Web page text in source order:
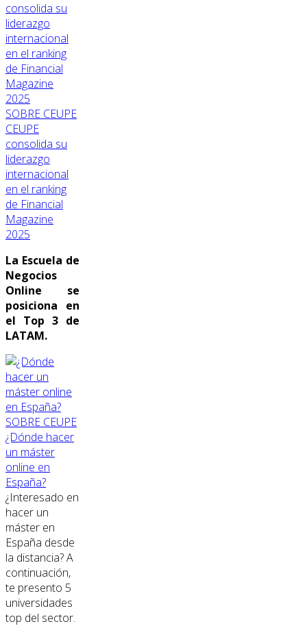
SOBRE CEUPE
CEUPE
consolida su
liderazgo
internacional
en el ranking
de Financial
Magazine
2025
La Escuela de
Negocios
Online se
posiciona en
el Top 3 de
LATAM.
SOBRE CEUPE
¿Dónde hacer
un máster
online en
España?
¿Interesado en
hacer un
máster en
España desde
la distancia? A
continuación,
te presento 5
universidades
top del sector.